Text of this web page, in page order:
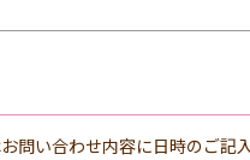
問い合わせ内容に日時のご記